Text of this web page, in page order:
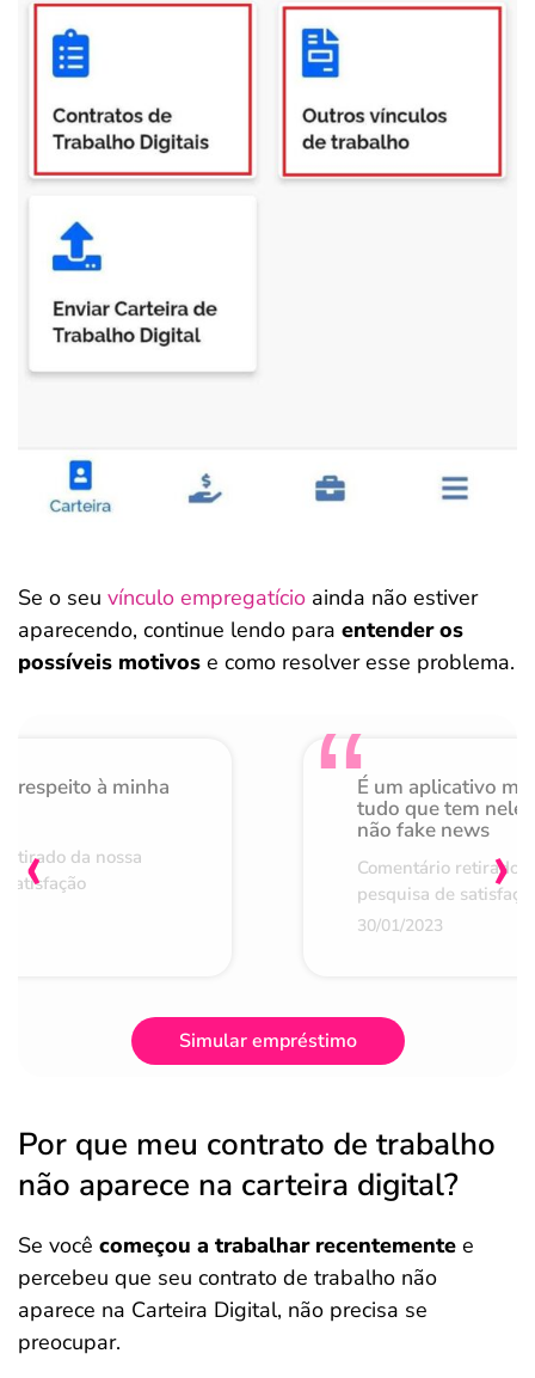
Se o seu vínculo empregatício ainda não estiver
aparecendo, continue lendo para entender os
possíveis motivos e como resolver esse problema.
respeito à minha
da nossa
É um aplicativo
tudo que tem nele
não fake news
Comentário retirado
pesquisa de
30/01/2023
‹ ›
Simular empréstimo
Por que meu contrato de trabalho
não aparece na carteira digital?
Se você começou a trabalhar recentemente e
percebeu que seu contrato de trabalho não
aparece na Carteira Digital, não precisa se
preocupar.